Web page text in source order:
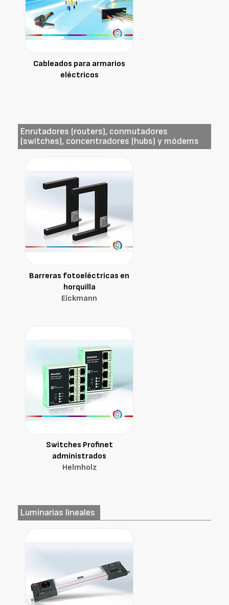
Cableados para armarios
eléctricos
Enrutadores (routers), conmutadores
(switches), concentradores (hubs) y módems
Barreras fotoeléctricas en
horquilla
Eickmann
Switches Profinet
administrados
Helmholz
Luminarias lineales